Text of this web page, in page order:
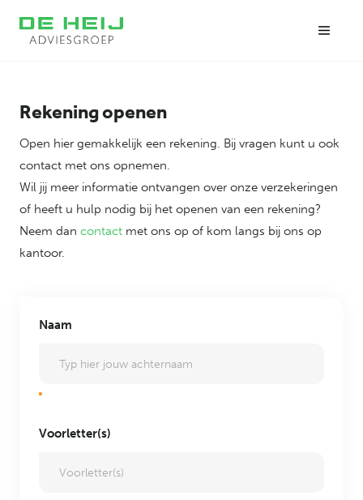
Rekening openen
Open hier gemakkelijk een rekening. Bij vragen kunt u ook
contact met ons opnemen.
Wil jij meer informatie ontvangen over onze verzekeringen
of heeft u hulp nodig bij het openen van een rekening?
Neem dan contact met ons op of kom langs bij ons op
kantoor.
Naam
Voorletter(s)